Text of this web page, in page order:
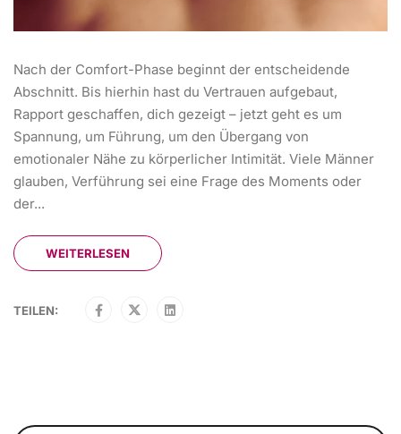
Nach der Comfort-Phase beginnt der entscheidende
Abschnitt. Bis hierhin hast du Vertrauen aufgebaut,
Rapport geschaffen, dich gezeigt – jetzt geht es um
Spannung, um Führung, um den Übergang von
emotionaler Nähe zu körperlicher Intimität. Viele Männer
glauben, Verführung sei eine Frage des Moments oder
der...
WEITERLESEN
TEILEN: